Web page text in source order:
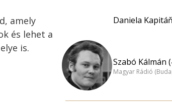
amely
és lehet a
is.
Daniela
Szabó Kálmán
Magyar Rádió